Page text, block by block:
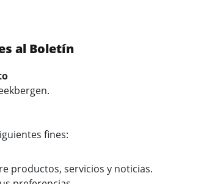
al Boletín
fines:
productos, servicios y noticias.